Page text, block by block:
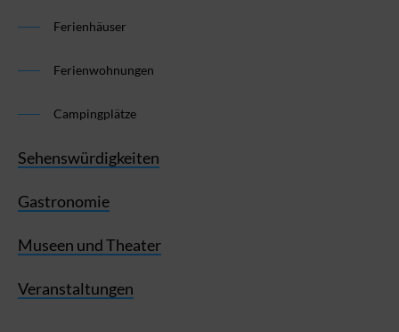
Ferienhäuser
Ferienwohnungen
Campingplätze
Sehenswürdigkeiten
Gastronomie
Museen und Theater
Veranstaltungen